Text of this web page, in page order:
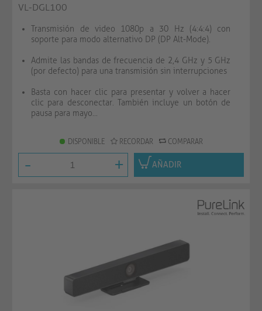
VL-DGL100
Transmisión de video 1080p a 30 Hz (4:4:4) con
soporte para modo alternativo DP (DP Alt-Mode).
Admite las bandas de frecuencia de 2,4 GHz y 5 GHz
(por defecto) para una transmisión sin interrupciones
Basta con hacer clic para presentar y volver a hacer
clic para desconectar. También incluye un botón de
pausa para mayo...
DISPONIBLE RECORDAR COMPARAR
- + AÑADIR